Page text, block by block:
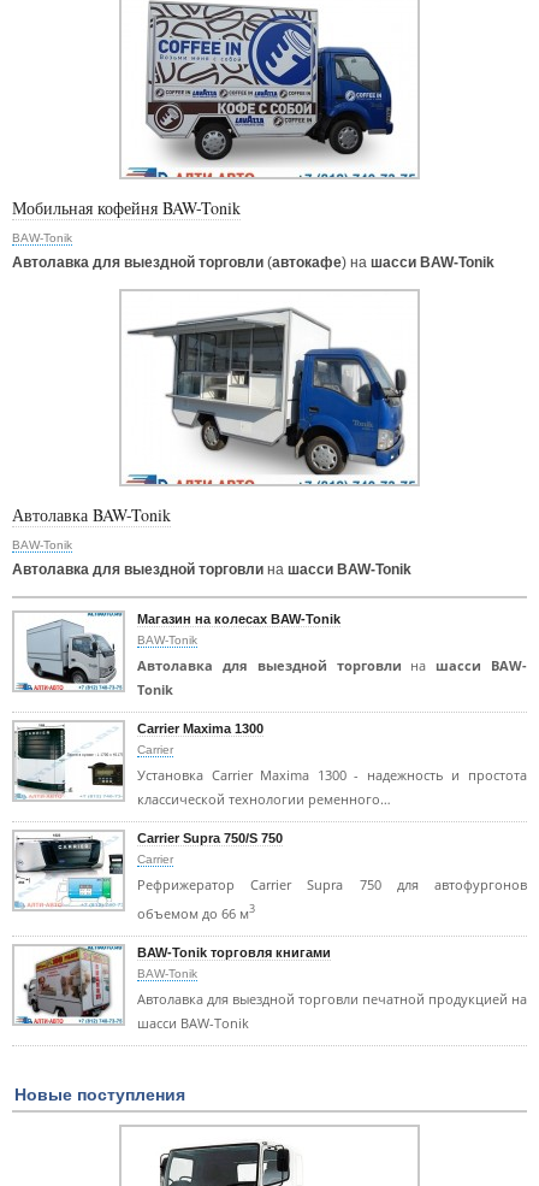
Мобильная кофейня BAW-Tonik
BAW-Tonik
Автолавка для выездной торговли (автокафе) на шасси BAW-Tonik
Автолавка BAW-Tonik
BAW-Tonik
Автолавка для выездной торговли на шасси BAW-Tonik
Магазин на колесах BAW-Tonik
BAW-Tonik
Автолавка для выездной торговли на шасси BAW-
Tonik
Carrier Maxima 1300
Carrier
Установка Carrier Maxima 1300 - надежность и простота
классической технологии ременного…
Carrier Supra 750/S 750
Carrier
Рефрижератор Carrier Supra 750 для автофургонов
объемом до 66 м3
BAW-Tonik торговля книгами
BAW-Tonik
Автолавка для выездной торговли печатной продукцией на
шасси BAW-Tonik
Новые поступления